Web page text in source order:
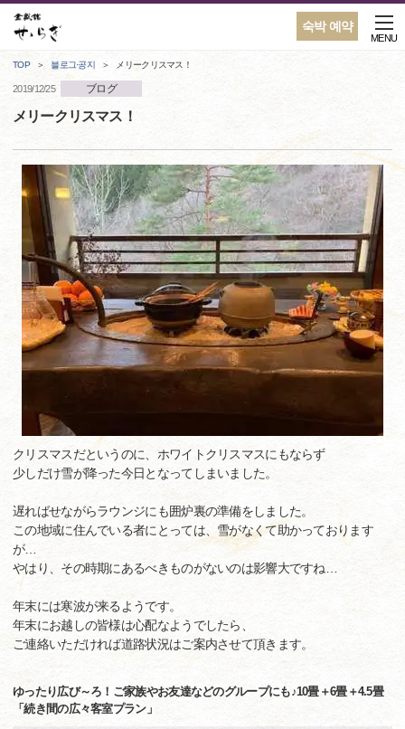
숙박 예약
MENU
TOP 블로그·공지 メリークリスマス！
2019/12/25 ブログ
メリークリスマス！
クリスマスだというのに、ホワイトクリスマスにもならず
少しだけ雪が降った今日となってしまいました。
遅ればせながらラウンジにも囲炉裏の準備をしました。
この地域に住んでいる者にとっては、雪がなくて助かっております
が…
やはり、その時期にあるべきものがないのは影響大ですね…
年末には寒波が来るようです。
年末にお越しの皆様は心配なようでしたら、
ご連絡いただければ道路状況はご案内させて頂きます。
ゆったり広び～ろ！ご家族やお友達などのグループにも♪10畳＋6畳＋4.5畳
「続き間の広々客室プラン」